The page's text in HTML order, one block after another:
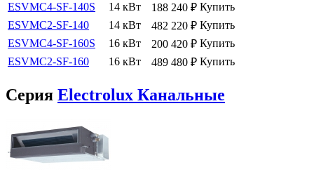
ESVMC4-SF-140S
14 кВт 188 240 ₽ Купить
ESVMC2-SF-140
14 кВт 482 220 ₽ Купить
ESVMC4-SF-160S
16 кВт 200 420 ₽ Купить
ESVMC2-SF-160
16 кВт 489 480 ₽ Купить
Серия Electrolux Канальные